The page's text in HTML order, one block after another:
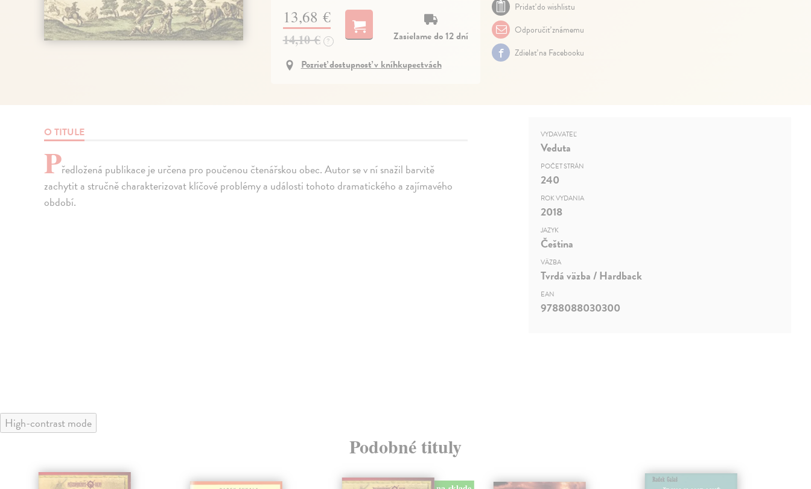
13,68 €
14,10 € ?
Zasielame do 12 dní
Pozrieť dostupnosť v kníhkupectvách
Pridať do wishlistu
Odporučiť známemu
Zdielať na Facebooku
O TITULE
Předložená publikace je určena pro poučenou čtenářskou obec. Autor se v ní snažil barvitě
zachytit a stručně charakterizovat klíčové problémy a události tohoto dramatického a zajímavého
období.
VYDAVATEĽ
Veduta
POČET STRÁN
240
ROK VYDANIA
2018
JAZYK
Čeština
VÄZBA
Tvrdá väzba / Hardback
EAN
9788088030300
High-contrast mode
Podobné tituly